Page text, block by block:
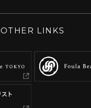
OTHER LINKS